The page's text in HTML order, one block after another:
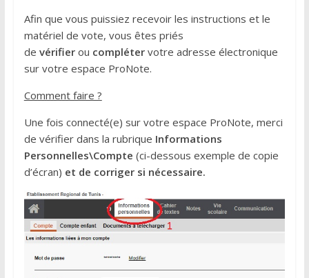
Afin que vous puissiez recevoir les instructions et le
matériel de vote, vous êtes priés
de vérifierou complétervotre adresse électronique
sur votre espace ProNote.
Comment faire ?
Une fois connecté(e) sur votre espace ProNote, merci
de vérifier dans la rubrique Informations
Personnelles\Compte (ci-dessous exemple de copie
d’écran) et de corriger si nécessaire.